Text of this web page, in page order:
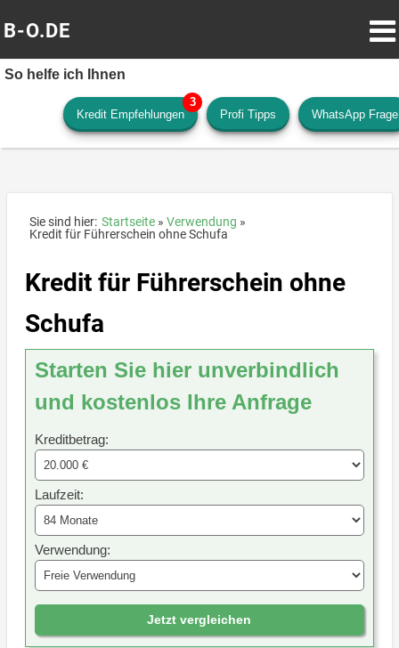
B-O.DE
So helfe ich Ihnen
Kredit Empfehlungen Profi Tipps WhatsApp Frage
Sie sind hier: Startseite
Verwendung
Kredit für Führerschein ohne Schufa
Kredit für Führerschein ohne
Schufa
Starten Sie hier unverbindlich
und kostenlos Ihre Anfrage
Kreditbetrag:
Laufzeit:
Verwendung:
Jetzt vergleichen